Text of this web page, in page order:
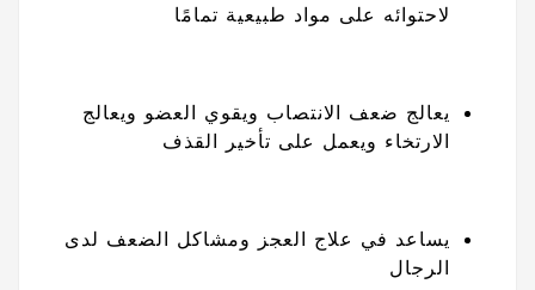
لاحتوائه على مواد طبيعية تمامًا
يعالج ضعف الانتصاب ويقوي العضو ويعالج
الارتخاء ويعمل على تأخير القذف
يساعد في علاج العجز ومشاكل الضعف لدى
الرجال